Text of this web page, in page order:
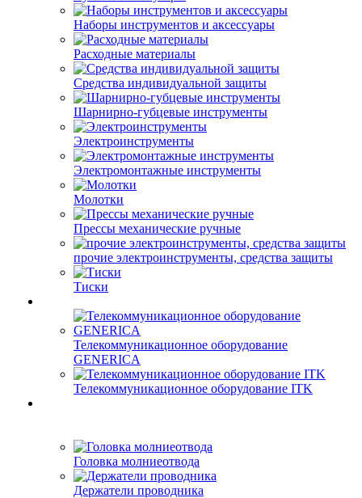
Наборы инструментов и аксессуары
Расходные материалы
Средства индивидуальной защиты
Шарнирно-губцевые инструменты
Электроинструменты
Электромонтажные инструменты
Молотки
Прессы механические ручные
прочие электроинструменты, средства защиты
Тиски
Телекоммуникационное оборудование
GENERICA
Телекоммуникационное оборудование ITK
Головка молниеотвода
Держатели проводника